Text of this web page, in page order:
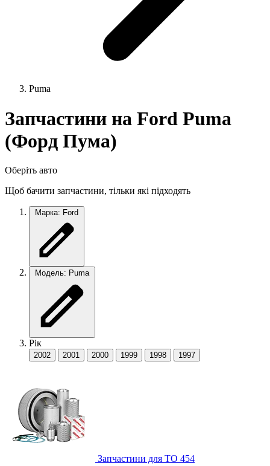
Puma
Запчастини на Ford Puma
(Форд Пума)
Оберіть авто
Щоб бачити запчастини, тільки які підходять
Марка: Ford
Модель: Puma
Рік
2002 2001 2000 1999 1998 1997
Запчастини для ТО 454